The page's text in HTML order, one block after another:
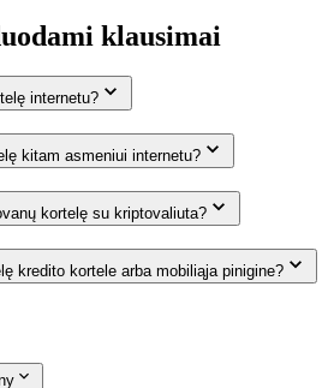
klausimai
internetu?
kitam asmeniui internetu?
kortelę su kriptovaliuta?
kredito kortele arba mobiliąja pinigine?